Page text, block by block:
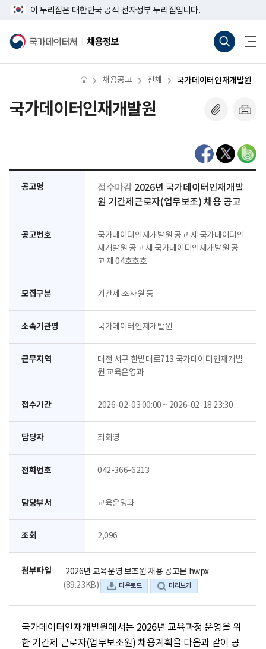
뛰
이 누리집은 대한민국 공식 전자정부 누리집입니다.
국
가
이
채
용
보
바
(새
기)
열
채용공고 전체 국가데이터인재개발원
국가데이터인재개발원
공고명 접수마감 2026년 국가데이터인재개발
원 기간제근로자(업무보조) 채용 공고
공고번호
국가데이터인재개발원 공고 제 국가데이터인
재개발원 공고 제 국가데이터인재개발원 공
고 제 04호호호
모집구분 기간제·조사원 등
소속기관명 국가데이터인재개발원
근무지역
대전 서구 한밭대로713 국가데이터인재개발
원 교육운영과
접수기간 2026-02-03 00:00 ~ 2026-02-18 23:30
담당자 최회영
전화번호 042-366-6213
담당부서 교육운영과
조회 2,096
첨부파일
2026년 교육운영 보조원 채용 공고문.hwpx
(89.23KB)
다운로드 미리보기
국가데이터인재개발원에서는 2026년 교육과정 운영을 위
한 기간제 근로자(업무보조원) 채용계획을 다음과 같이 공